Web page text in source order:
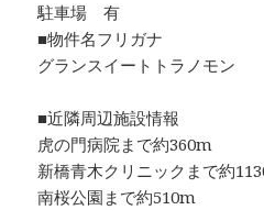
駐車場 有
■物件名フリガナ
グランスイートトラノモン
■近隣周辺施設情報
虎の門病院まで約360m
新橋青木クリニックまで約
南桜公園まで約510m